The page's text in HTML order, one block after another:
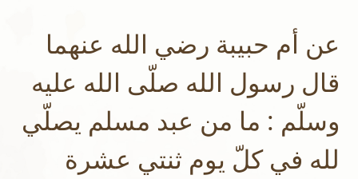
عن أم حبيبة رضي الله عنهما
قال رسول الله صلّى الله عليه
وسلّم : ما من عبد مسلم يصلّي
لله في كلّ يوم ثنتي عشرة